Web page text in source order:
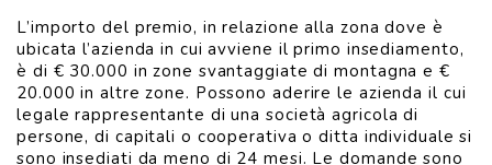
L’importo del premio, in relazione alla zona dove è
ubicata l’azienda in cui avviene il primo insediamento,
è di € 30.000 in zone svantaggiate di montagna e €
20.000 in altre zone. Possono aderire le azienda il cui
legale rappresentante di una società agricola di
persone, di capitali o cooperativa o ditta individuale si
sono insediati da meno di 24 mesi. Le domande sono